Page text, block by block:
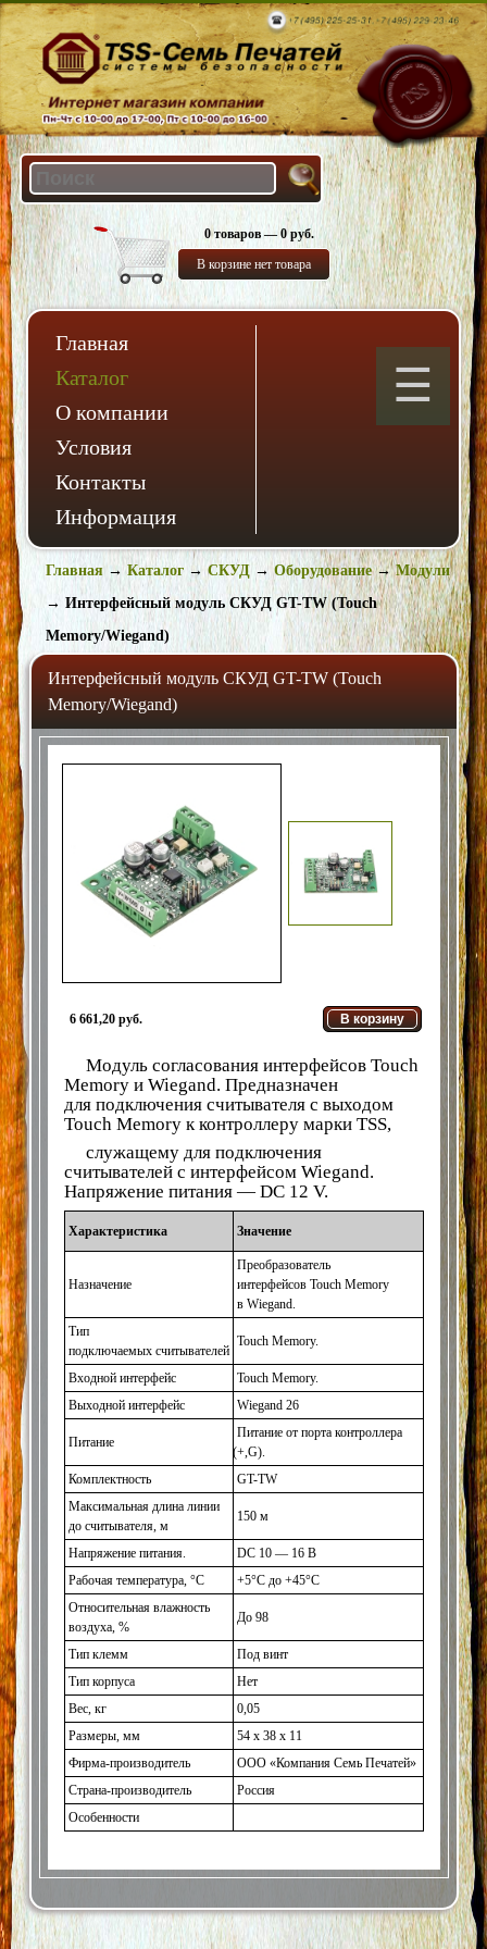
0 товаров — 0 руб.
В корзине нет товара
Главная
Каталог
О компании
Условия
Контакты
Информация
Главная→Каталог→ СКУД→Оборудование→Модули
→ Интерфейсный модуль СКУД GT-TW (Touch
Memory/Wiegand)
Интерфейсный модуль СКУД GT-TW (Touch
Memory/Wiegand)
6 661,20 руб. В корзину
Модуль согласования интерфейсов Touch
Memory и Wiegand. Предназначен
для подключения считывателя с выходом
Touch Memory к контроллеру марки TSS,
служащему для подключения
считывателей с интерфейсом Wiegand.
Напряжение питания — DC 12 V.
Характеристика Значение
Назначение
Преобразователь
интерфейсов Touch Memory
в Wiegand.
Тип
подключаемых считывателей
Touch Memory.
Входной интерфейс
Touch Memory.
Выходной интерфейс
Wiegand 26
Питание
Питание от порта контроллера
(+,G).
Комплектность
GT-TW
Максимальная длина линии
до считывателя, м
150 м
Напряжение питания.
DC 10 — 16 В
Рабочая температура, °C
+5°C до +45°C
Относительная влажность
воздуха, %
До 98
Тип клемм
Под винт
Тип корпуса
Нет
Вес, кг
0,05
Размеры, мм
54 х 38 х 11
Фирма-производитель
ООО «КомпанияСемь Печатей»
Страна-производитель
Россия
Особенности